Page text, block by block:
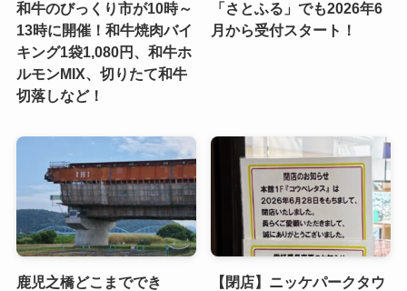
和牛のびっくり市が10時～
13時に開催！和牛焼肉バイ
キング1袋1,080円、和牛ホ
ルモンMIX、切りたて和牛
切落しなど！
「さとふる」でも2026年6
月から受付スタート！
鹿児之橋どこまででき
【閉店】ニッケパークタウ